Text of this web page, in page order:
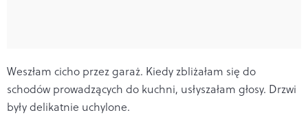
Weszłam cicho przez garaż. Kiedy zbliżałam się do
schodów prowadzących do kuchni, usłyszałam głosy. Drzwi
były delikatnie uchylone.